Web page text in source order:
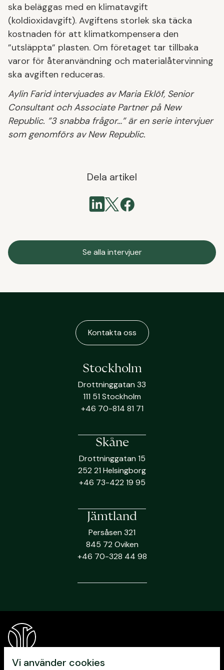
Vi använder cookies
ska beläggas med en klimatavgift
(koldioxidavgift). Avgiftens storlek ska täcka
kostnaden för att klimatkompensera den
”utsläppta” plasten. Om företaget tar tillbaka
varor för återanvändning och materialåtervinning
ska avgiften reduceras.
Aylin Farid intervjuades av Maria Eklöf, Senior
Consultant och Associate Partner på New
Republic. ”3 snabba frågor…” är en serie intervjuer
som genomförs av New Republic.
Dela artikel
Se alla intervjuer
Kontakta oss
Stockholm
Drottninggatan 33
111 51 Stockholm
+46 70-814 81 71
Skåne
Drottninggatan 15
252 21 Helsingborg
+46 73-422 19 95
Jämtland
Persåsen 321
845 72 Oviken
+46 70-328 44 98